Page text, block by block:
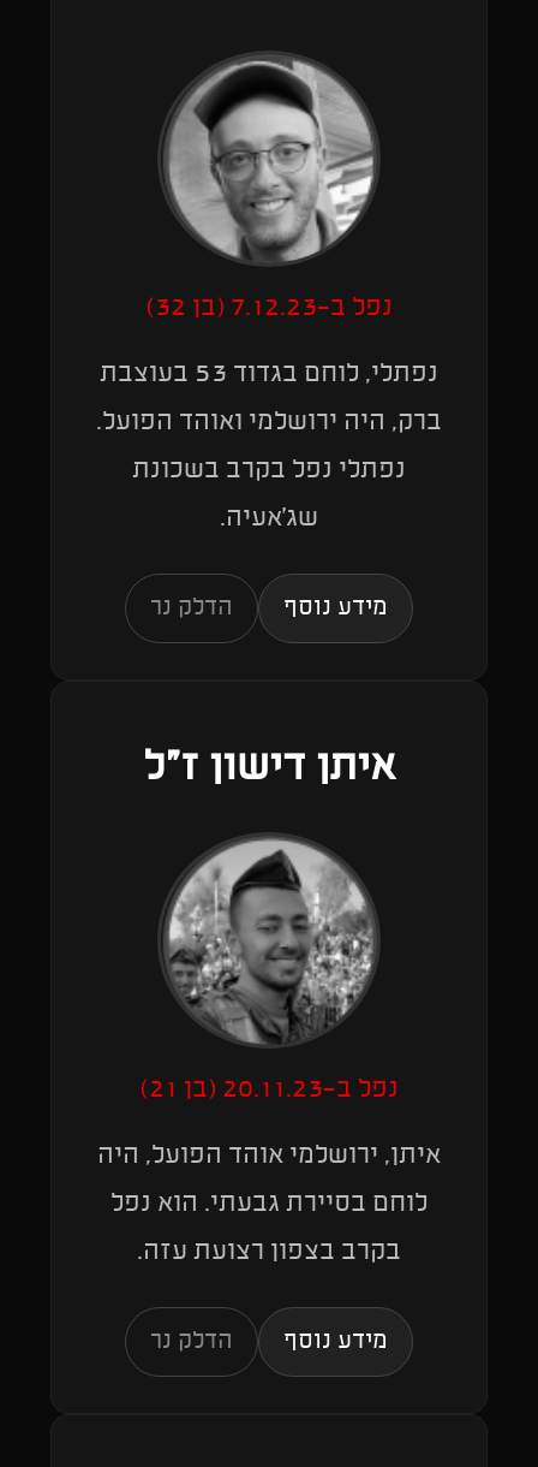
נפל ב-7.12.23 (בן 32)
נפתלי, לוחם בגדוד 53 בעוצבת
ברק, היה ירושלמי ואוהד הפועל.
נפתלי נפל בקרב בשכונת
שג'אעיה.
מידע נוסף הדלק נר
איתן דישון ז"ל
נפל ב-20.11.23 (בן 21)
איתן, ירושלמי אוהד הפועל, היה
לוחם בסיירת גבעתי. הוא נפל
בקרב בצפון רצועת עזה.
מידע נוסף הדלק נר